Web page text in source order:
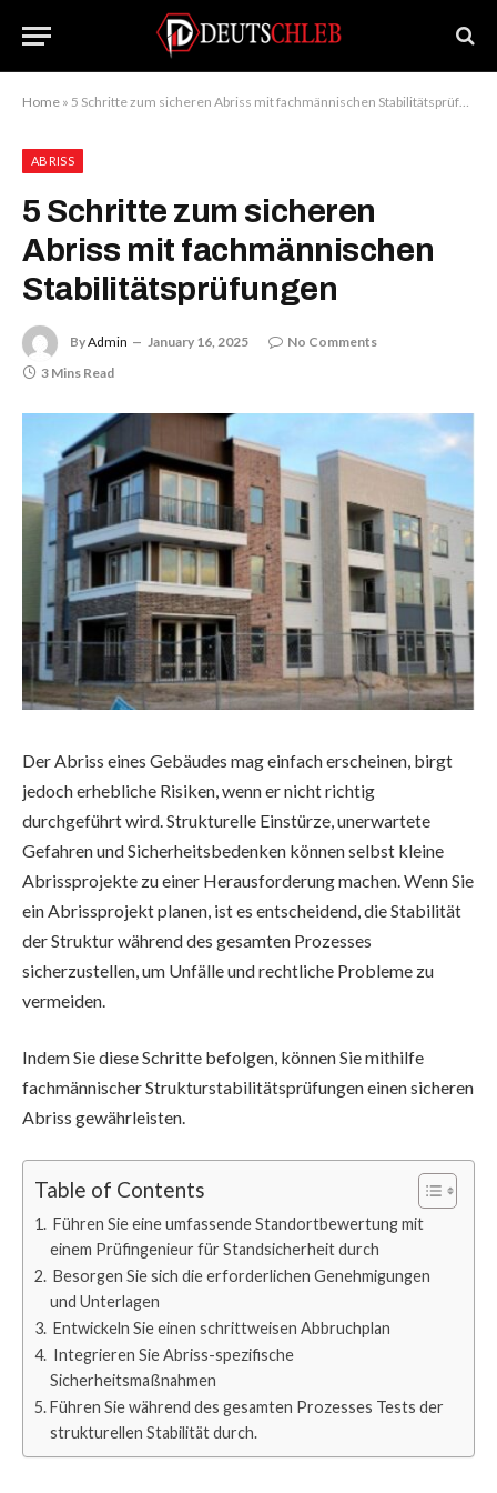
Home » 5 Schritte zum sicheren Abriss mit fachmännischen Stabilitätsprüfungen
ABRISS
5 Schritte zum sicheren
Abriss mit fachmännischen
Stabilitätsprüfungen
ByAdmin January 16, 2025
No Comments
3 Mins Read
Der Abriss eines Gebäudes mag einfach erscheinen, birgt
jedoch erhebliche Risiken, wenn er nicht richtig
durchgeführt wird. Strukturelle Einstürze, unerwartete
Gefahren und Sicherheitsbedenken können selbst kleine
Abrissprojekte zu einer Herausforderung machen. Wenn Sie
ein Abrissprojekt planen, ist es entscheidend, die Stabilität
der Struktur während des gesamten Prozesses
sicherzustellen, um Unfälle und rechtliche Probleme zu
vermeiden.
Indem Sie diese Schritte befolgen, können Sie mithilfe
fachmännischer Strukturstabilitätsprüfungen einen sicheren
Abriss gewährleisten.
Table of Contents
Führen Sie eine umfassende Standortbewertung mit
einem Prüfingenieur für Standsicherheit durch
Besorgen Sie sich die erforderlichen Genehmigungen
und Unterlagen
Entwickeln Sie einen schrittweisen Abbruchplan
Integrieren Sie Abriss-spezifische
Sicherheitsmaßnahmen
Führen Sie während des gesamten Prozesses Tests der
strukturellen Stabilität durch.